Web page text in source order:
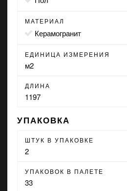
МАТЕРИАЛ
Керамогранит
ЕДИНИЦА ИЗМЕРЕНИЯ
м2
ДЛИНА
1197
УПАКОВКА
ШТУК В УПАКОВКЕ
2
УПАКОВОК В ПАЛЕТЕ
33